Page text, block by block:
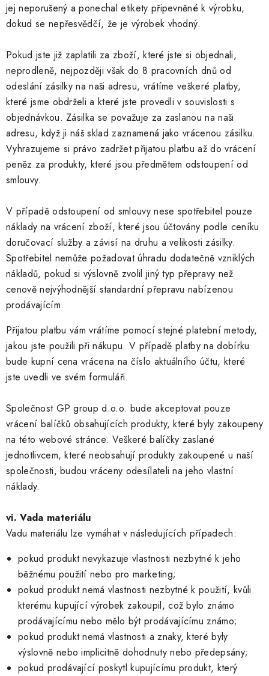
jej neporušený a ponechal etikety připevněné k výrobku,
dokud se nepřesvědčí, že je výrobek vhodný.
Pokud jste již zaplatili za zboží, které jste si objednali,
neprodleně, nejpozději však do 8 pracovních dnů od
odeslání zásilky na naši adresu, vrátíme veškeré platby,
které jsme obdrželi a které jste provedli v souvislosti s
objednávkou. Zásilka se považuje za zaslanou na naši
adresu, když ji náš sklad zaznamená jako vrácenou zásilku.
Vyhrazujeme si právo zadržet přijatou platbu až do vrácení
peněz za produkty, které jsou předmětem odstoupení od
smlouvy.
V případě odstoupení od smlouvy nese spotřebitel pouze
náklady na vrácení zboží, které jsou účtovány podle ceníku
doručovací služby a závisí na druhu a velikosti zásilky.
Spotřebitel nemůže požadovat úhradu dodatečně vzniklých
nákladů, pokud si výslovně zvolil jiný typ přepravy než
cenově nejvýhodnější standardní přepravu nabízenou
prodávajícím.
Přijatou platbu vám vrátíme pomocí stejné platební metody,
jakou jste použili při nákupu. V případě platby na dobírku
bude kupní cena vrácena na číslo aktuálního účtu, které
jste uvedli ve svém formuláři.
Společnost GP group d.o.o. bude akceptovat pouze
vrácení balíčků obsahujících produkty, které byly zakoupeny
na této webové stránce. Veškeré balíčky zaslané
jednotlivcem, které neobsahují produkty zakoupené u naší
společnosti, budou vráceny odesílateli na jeho vlastní
náklady.
vi. Vada materiálu
Vadu materiálu lze vymáhat v následujících případech:
pokud produkt nevykazuje vlastnosti nezbytné k jeho
běžnému použití nebo pro marketing;
pokud produkt nemá vlastnosti nezbytné k použití, kvůli
kterému kupující výrobek zakoupil, což bylo známo
prodávajícímu nebo mělo být prodávajícímu známo;
pokud produkt nemá vlastnosti a znaky, které byly
výslovně nebo implicitně dohodnuty nebo předepsány;
pokud prodávající poskytl kupujícímu produkt, který